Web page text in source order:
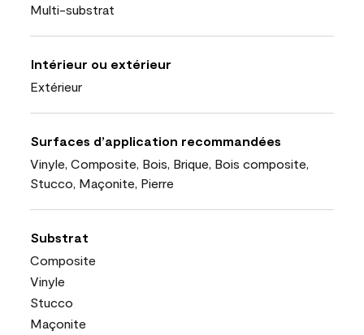
Multi-substrat
Intérieur ou extérieur
Extérieur
Surfaces d’application recommandées
Vinyle, Composite, Bois, Brique, Bois composite,
Stucco, Maçonite, Pierre
Substrat
Composite
Vinyle
Stucco
Maçonite